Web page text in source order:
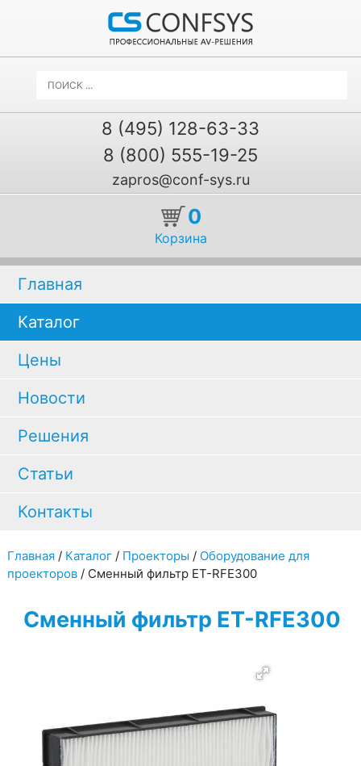
8 (495) 128-63-33
8 (800) 555-19-25
zapros@conf-sys.ru
0
Корзина
Главная
Каталог
Цены
Новости
Решения
Статьи
Контакты
Главная/ Каталог/ Проекторы / Оборудование для
проекторов/ Сменный фильтр ET-RFE300
Сменный фильтр ET-RFE300